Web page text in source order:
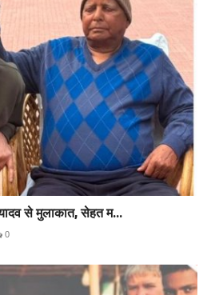
से मुलाकात, सेहत म...
0